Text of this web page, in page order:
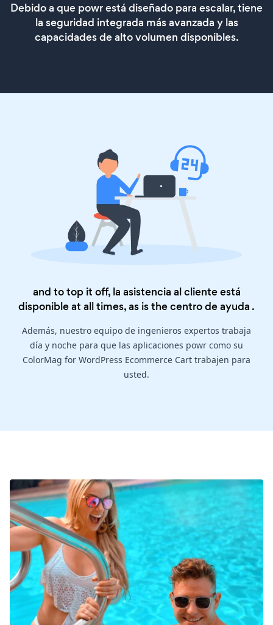
Debido a que powr está diseñado para escalar, tiene
la seguridad integrada más avanzada y las
capacidades de alto volumen disponibles.
and to top it off, la asistencia al cliente está
disponible at all times, as is thecentro de ayuda .
Además, nuestro equipo de ingenieros expertos trabaja
día y noche para que las aplicaciones powr como su
ColorMag for WordPress Ecommerce Cart trabajen para
usted.